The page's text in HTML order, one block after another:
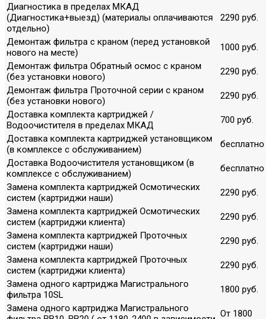
Диагностика в пределах МКАД
(Диагностика+выезд) (материалы оплачиваются
отдельно)
2290 руб.
Демонтаж фильтра с краном (перед установкой
нового на месте)
1000 руб.
Демонтаж фильтра Обратный осмос с краном
(без установки нового)
2290 руб.
Демонтаж фильтра Проточной серии с краном
(без установки нового)
2290 руб.
Доставка комплекта картриджей /
Водоочистителя в пределах МКАД
700 руб.
Доставка комплекта картриджей установщиком
(в комплексе с обслуживанием)
бесплатно
Доставка Водоочистителя установщиком (в
комплексе с обслуживанием)
бесплатно
Замена комплекта картриджей Осмотических
систем (картриджи наши)
2290 руб.
Замена комплекта картриджей Осмотических
систем (картриджи клиента)
2290 руб.
Замена комплекта картриджей Проточных
систем (картриджи наши)
2290 руб.
Замена комплекта картриджей Проточных
систем (картриджи клиента)
2290 руб.
Замена одного картриджа Магистрального
фильтра 10SL
1800 руб.
Замена одного картриджа Магистрального
От 1800